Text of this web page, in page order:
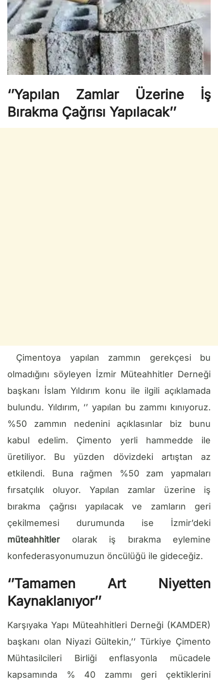
‘’Yapılan Zamlar Üzerine İş
Bırakma Çağrısı Yapılacak’’
Çimentoya yapılan zammın gerekçesi bu
olmadığını söyleyen İzmir Müteahhitler Derneği
başkanı İslam Yıldırım konu ile ilgili açıklamada
bulundu. Yıldırım, ‘’ yapılan bu zammı kınıyoruz.
%50 zammın nedenini açıklasınlar biz bunu
kabul edelim. Çimento yerli hammedde ile
üretiliyor. Bu yüzden dövizdeki artıştan az
etkilendi. Buna rağmen %50 zam yapmaları
fırsatçılık oluyor. Yapılan zamlar üzerine iş
bırakma çağrısı yapılacak ve zamların geri
çekilmemesi durumunda ise İzmir’deki
müteahhitlerolarak iş bırakma eylemine
konfederasyonumuzun öncülüğü ile gideceğiz.
‘’Tamamen Art Niyetten
Kaynaklanıyor’’
Karşıyaka Yapı Müteahhitleri Derneği (KAMDER)
başkanı olan Niyazi Gültekin,’’ Türkiye Çimento
Mühtasilcileri Birliği enflasyonla mücadele
kapsamında % 40 zammı geri çektiklerini